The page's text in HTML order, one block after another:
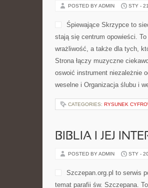
czasochłonne, aby efekty
CATEGORIES: ARCHITEKTURA
MENU
POSTED BY ADMIN STY -